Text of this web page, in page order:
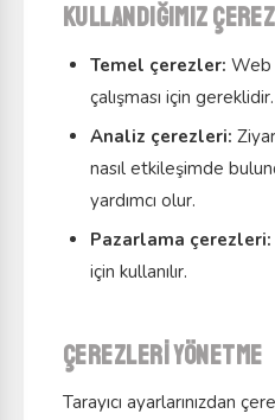
Kullandığımız
Temel çerezler: Web
çalışması için gereklidir.
Analiz çerezleri:
nasıl etkileşimde
yardımcı olur.
Pazarlama çerezleri:
için kullanılır.
Çerezleri yönetme
Tarayıcı ayarlarınızdan